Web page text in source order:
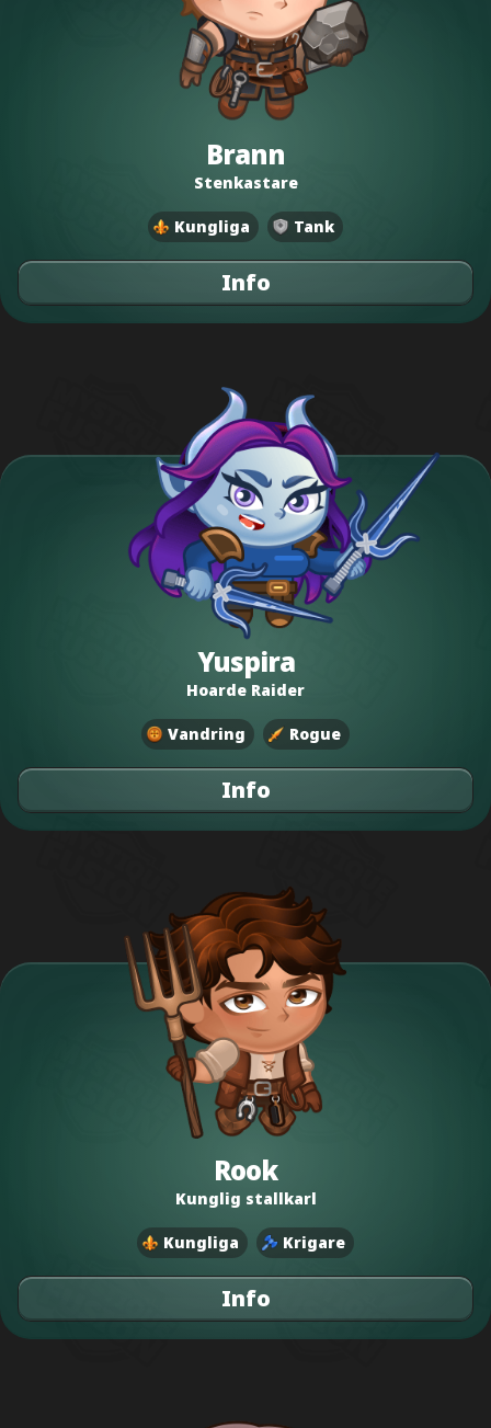
Brann
Stenkastare
Kungliga Tank
Info
Yuspira
Hoarde Raider
Vandring Rogue
Info
Rook
Kunglig stallkarl
Kungliga Krigare
Info